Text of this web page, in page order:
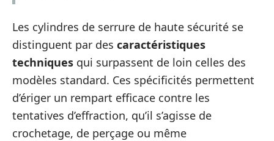
Les cylindres de serrure de haute sécurité se
distinguent par des caractéristiques
techniques qui surpassent de loin celles des
modèles standard. Ces spécificités permettent
d’ériger un rempart efficace contre les
tentatives d’effraction, qu’il s’agisse de
crochetage, de perçage ou même